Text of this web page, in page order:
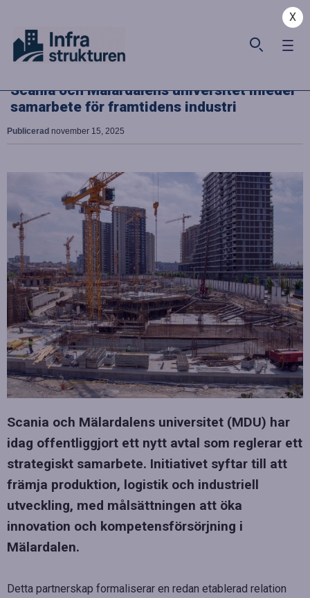
X
Scania och Mälardalens universitet inleder
samarbete för framtidens industri
Publicerad november 15, 2025
Scania och Mälardalens universitet (MDU) har
idag offentliggjort ett nytt avtal som reglerar ett
strategiskt samarbete. Initiativet syftar till att
främja produktion, logistik och industriell
utveckling, med målsättningen att öka
innovation och kompetensförsörjning i
Mälardalen.
Detta partnerskap formaliserar en redan etablerad relation